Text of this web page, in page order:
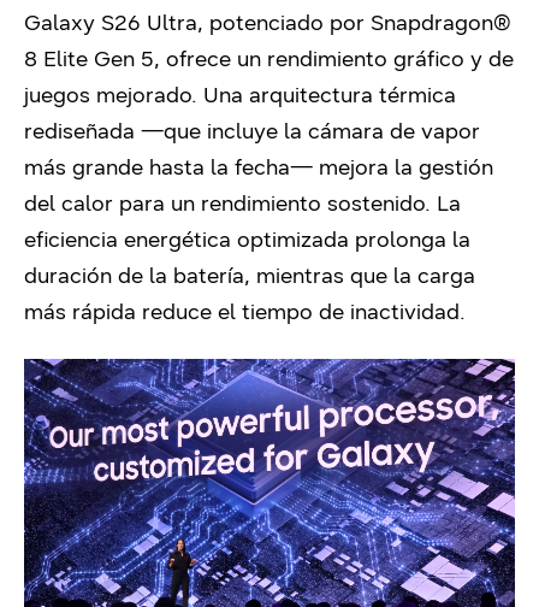
Galaxy S26 Ultra, potenciado por Snapdragon®
8 Elite Gen 5, ofrece un rendimiento gráfico y de
juegos mejorado. Una arquitectura térmica
rediseñada —que incluye la cámara de vapor
más grande hasta la fecha— mejora la gestión
del calor para un rendimiento sostenido. La
eficiencia energética optimizada prolonga la
duración de la batería, mientras que la carga
más rápida reduce el tiempo de inactividad.